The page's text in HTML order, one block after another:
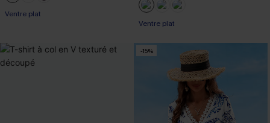
Ventre plat
Ventre plat
-15%